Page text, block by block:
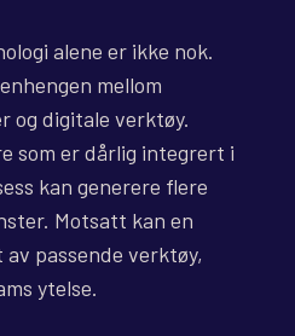
alene er ikke nok.
mellom
og digitale verktøy.
som er dårlig integrert i
kan generere flere
Motsatt kan en
passende verktøy,
ytelse.